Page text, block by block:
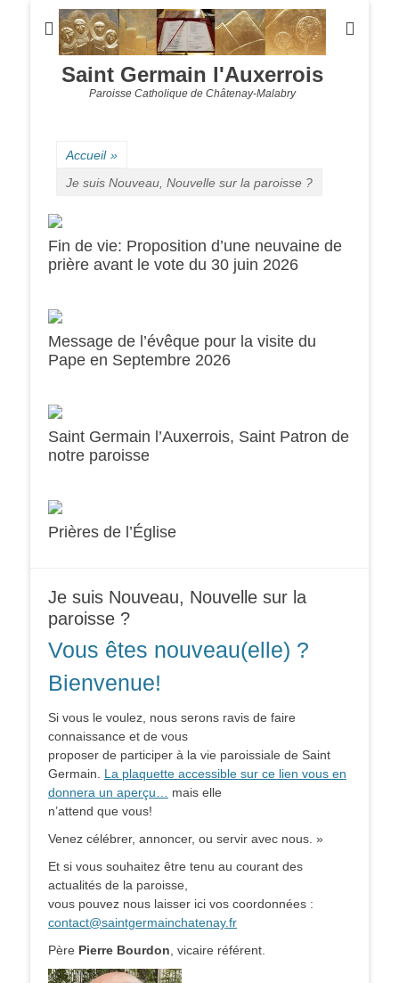
Saint Germain l'Auxerrois
Paroisse Catholique de Châtenay-Malabry
Accueil »
Je suis Nouveau, Nouvelle sur la paroisse ?
Fin de vie: Proposition d’une neuvaine de
prière avant le vote du 30 juin 2026
Message de l’évêque pour la visite du
Pape en Septembre 2026
Saint Germain l’Auxerrois, Saint Patron de
notre paroisse
Prières de l’Église
Je suis Nouveau, Nouvelle sur la
paroisse ?
Vous êtes nouveau(elle) ?
Bienvenue!
Si vous le voulez, nous serons ravis de faire
connaissance et de vous
proposer de participer à la vie paroissiale de Saint
Germain. La plaquette accessible sur ce lien vous en
donnera un aperçu…
mais elle
n’attend que vous!
Venez célébrer, annoncer, ou servir avec nous. »
Et si vous souhaitez être tenu au courant des
actualités de la paroisse,
vous pouvez nous laisser ici vos coordonnées :
contact@saintgermainchatenay.fr
Père Pierre Bourdon , vicaire référent.